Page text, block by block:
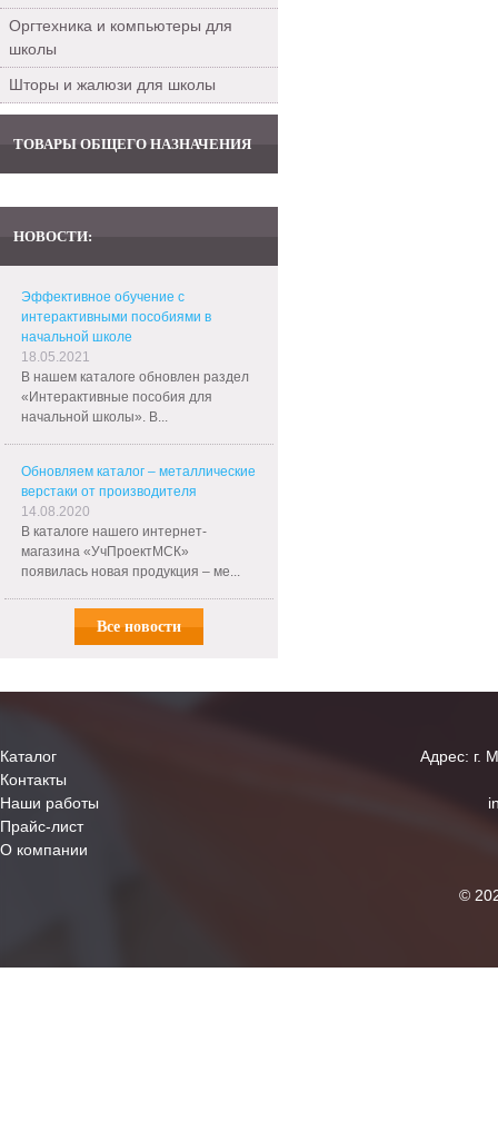
Оргтехника и компьютеры для
школы
Шторы и жалюзи для школы
ТОВАРЫ ОБЩЕГО НАЗНАЧЕНИЯ
НОВОСТИ:
Эффективное обучение с
интерактивными пособиями в
начальной школе
18.05.2021
В нашем каталоге обновлен раздел
«Интерактивные пособия для
начальной школы». В...
Обновляем каталог – металлические
верстаки от производителя
14.08.2020
В каталоге нашего интернет-
магазина «УчПроектМСК»
появилась новая продукция – ме...
Все новости
Каталог
Контакты
Наши работы
Прайс-лист
О компании
Адрес: г.
©